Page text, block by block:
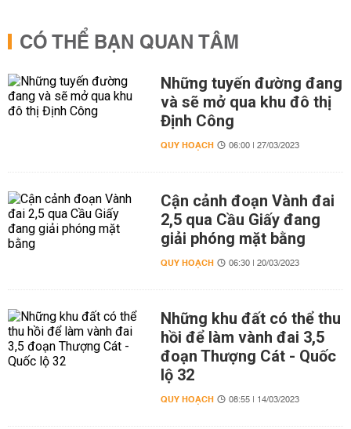
CÓ THỂ BẠN QUAN TÂM
Những tuyến đường đang
và sẽ mở qua khu đô thị
Định Công
QUY HOẠCH 06:00 | 27/03/2023
Cận cảnh đoạn Vành đai
2,5 qua Cầu Giấy đang
giải phóng mặt bằng
QUY HOẠCH 06:30 | 20/03/2023
Những khu đất có thể thu
hồi để làm vành đai 3,5
đoạn Thượng Cát - Quốc
lộ 32
QUY HOẠCH 08:55 | 14/03/2023